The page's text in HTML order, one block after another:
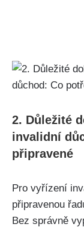
2. Důležité
invalidní
připravené
Pro vyřízení
připravenou
Bez správně